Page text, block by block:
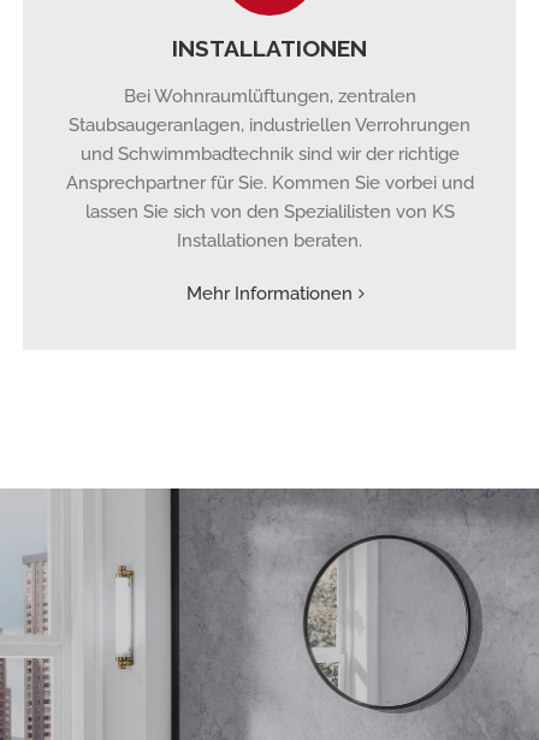
INSTALLATIONEN
Bei Wohnraumlüftungen, zentralen
Staubsaugeranlagen, industriellen Verrohrungen
und Schwimmbadtechnik sind wir der richtige
Ansprechpartner für Sie. Kommen Sie vorbei und
lassen Sie sich von den Spezialilisten von KS
Installationen beraten.
Mehr Informationen